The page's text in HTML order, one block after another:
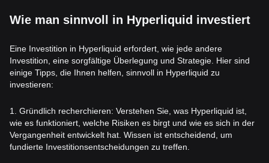
Wie man sinnvoll in Hyperliquid investiert
Eine Investition in Hyperliquid erfordert, wie jede andere
Investition, eine sorgfältige Überlegung und Strategie. Hier sind
einige Tipps, die Ihnen helfen, sinnvoll in Hyperliquid zu
investieren:
1. Gründlich recherchieren: Verstehen Sie, was Hyperliquid ist,
wie es funktioniert, welche Risiken es birgt und wie es sich in der
Vergangenheit entwickelt hat. Wissen ist entscheidend, um
fundierte Investitionsentscheidungen zu treffen.